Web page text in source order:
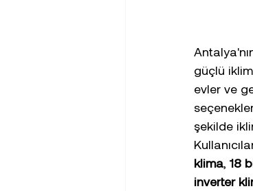
güçlü
evler ve
şekilde
klima, 18
inverter